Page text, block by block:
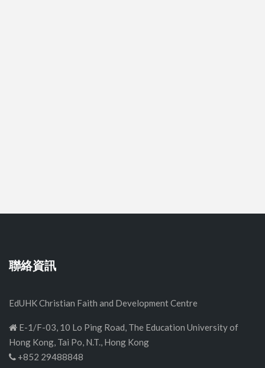
聯絡資訊
EdUHK Christian Faith and Development Centre
E-1/F-03, 10 Lo Ping Road, The Education University of
Hong Kong, Tai Po, N.T., Hong Kong
+852 29488848